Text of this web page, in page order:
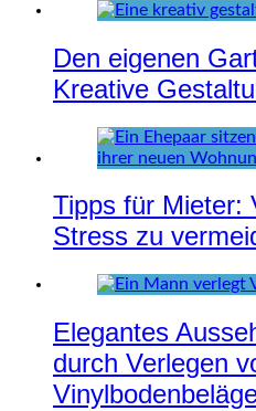
Den eigenen
Kreative
Tipps für Mieter:
Stress zu
Elegantes
durch Verlegen